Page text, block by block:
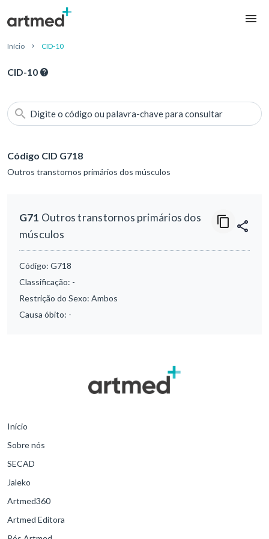
Início CID-10
CID-10
Digite o código ou palavra-chave para consultar
Código CID G718
Outros transtornos primários dos músculos
G71 Outros transtornos primários dos
músculos
Código: G718
Classificação: -
Restrição do Sexo: Ambos
Causa óbito: -
Início
Sobre nós
SECAD
Jaleko
Artmed360
Artmed Editora